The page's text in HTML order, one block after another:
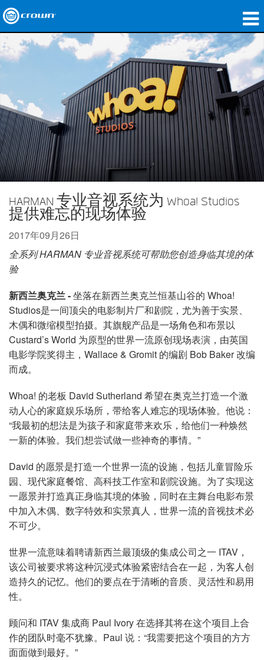
产品
网络音频传输
哪里购买
案例研究
关于我们
培训
HARMAN 专业音视系统为 Whoa! Studios
提供难忘的现场体验
2017年09月26日
全系列 HARMAN 专业音视系统可帮助您创造身临其境的体
验
新西兰奥克兰 -坐落在新西兰奥克兰恒基山谷的 Whoa!
Studios是一间顶尖的电影制片厂和剧院，尤为善于实景、
木偶和微缩模型拍摄。其旗舰产品是一场角色和布景以
Custard’s World 为原型的世界一流原创现场表演，由英国
电影学院奖得主，Wallace & Gromit 的编剧 Bob Baker 改编
而成。
Whoa! 的老板 David Sutherland 希望在奥克兰打造一个激
动人心的家庭娱乐场所，带给客人难忘的现场体验。他说：
“我最初的想法是为孩子和家庭带来欢乐，给他们一种焕然
一新的体验。我们想尝试做一些神奇的事情。”
David 的愿景是打造一个世界一流的设施，包括儿童冒险乐
园、现代家庭餐馆、高科技工作室和剧院设施。为了实现这
一愿景并打造真正身临其境的体验，同时在主舞台电影布景
中加入木偶、数字特效和实景真人，世界一流的音视技术必
不可少。
世界一流意味着聘请新西兰最顶级的集成公司之一 ITAV，
该公司被要求将这种沉浸式体验紧密结合在一起，为客人创
造持久的记忆。他们的要点在于清晰的音质、灵活性和易用
性。
顾问和 ITAV 集成商 Paul Ivory 在选择其将在这个项目上合
作的团队时毫不犹豫。Paul 说：“我需要把这个项目的方方
面面做到最好。”